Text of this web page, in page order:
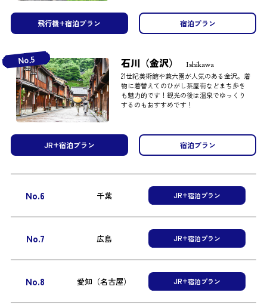
飛行機+宿泊プラン 宿泊プラン
No.5 石川（金沢） Ishikawa
21世紀美術館や兼六園が人気のある金沢。着
物に着替えてのひがし茶屋街などまち歩き
も魅力的です！観光の後は温泉でゆっくり
するのもおすすめです！
JR+宿泊プラン 宿泊プラン
No.6 千葉 JR+宿泊プラン
No.7 広島 JR+宿泊プラン
No.8 愛知（名古屋） JR+宿泊プラン